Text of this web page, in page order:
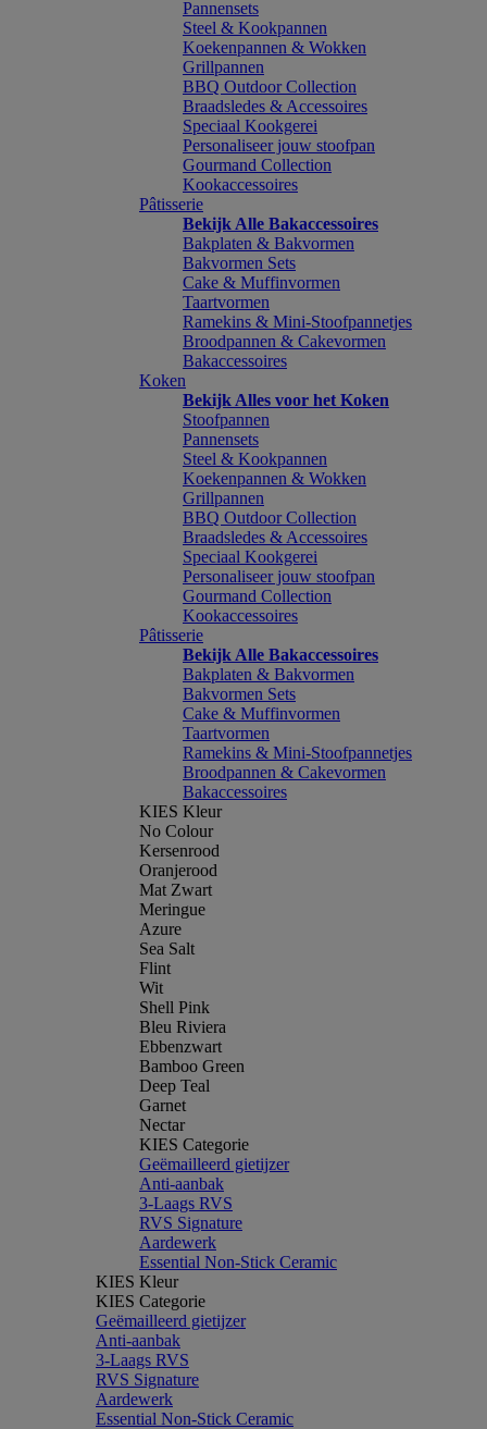
Pannensets
Steel & Kookpannen
Koekenpannen & Wokken
Grillpannen
BBQ Outdoor Collection
Braadsledes & Accessoires
Speciaal Kookgerei
Personaliseer jouw stoofpan
Gourmand Collection
Kookaccessoires
Pâtisserie
Bekijk Alle Bakaccessoires
Bakplaten & Bakvormen
Bakvormen Sets
Cake & Muffinvormen
Taartvormen
Ramekins & Mini-Stoofpannetjes
Broodpannen & Cakevormen
Bakaccessoires
Koken
Bekijk Alles voor het Koken
Stoofpannen
Pannensets
Steel & Kookpannen
Koekenpannen & Wokken
Grillpannen
BBQ Outdoor Collection
Braadsledes & Accessoires
Speciaal Kookgerei
Personaliseer jouw stoofpan
Gourmand Collection
Kookaccessoires
Pâtisserie
Bekijk Alle Bakaccessoires
Bakplaten & Bakvormen
Bakvormen Sets
Cake & Muffinvormen
Taartvormen
Ramekins & Mini-Stoofpannetjes
Broodpannen & Cakevormen
Bakaccessoires
KIES Kleur
No Colour
Kersenrood
Oranjerood
Mat Zwart
Meringue
Azure
Sea Salt
Flint
Wit
Shell Pink
Bleu Riviera
Ebbenzwart
Bamboo Green
Deep Teal
Garnet
Nectar
KIES Categorie
Geëmailleerd gietijzer
Anti-aanbak
3-Laags RVS
RVS Signature
Aardewerk
Essential Non-Stick Ceramic
KIES Kleur
KIES Categorie
Geëmailleerd gietijzer
Anti-aanbak
3-Laags RVS
RVS Signature
Aardewerk
Essential Non-Stick Ceramic